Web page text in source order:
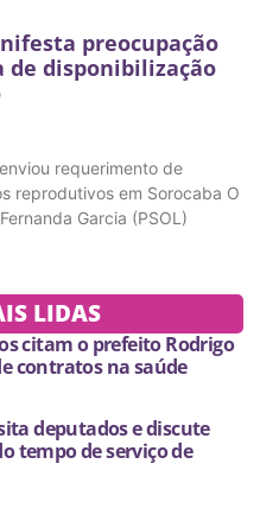
preocupação
disponibilização
requerimento de
reprodutivos em Sorocaba O
Garcia (PSOL)
LIDAS
citam o prefeito Rodrigo
contratos na saúde
deputados e discute
tempo de serviço de